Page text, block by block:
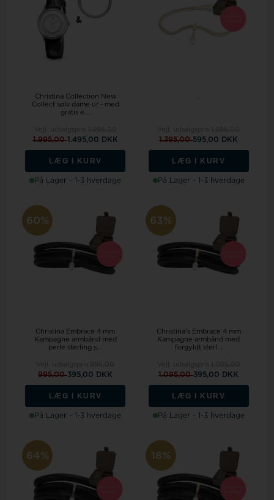
Christina Collection New
Collect sølv dame ur - med
gratis e...
1.995,001.495,00 DKK
LÆG I KURV
På Lager - 1-3 hverdage
1.395,00595,00 DKK
LÆG I KURV
På Lager - 1-3 hverdage
60%
Christina Embrace 4 mm
Kampagne armbånd med
perle sterling s...
995,00395,00 DKK
LÆG I KURV
På Lager - 1-3 hverdage
63%
Christina's Embrace 4 mm
Kampagne armbånd med
forgyldt sterl...
1.095,00395,00 DKK
LÆG I KURV
På Lager - 1-3 hverdage
64% 18%